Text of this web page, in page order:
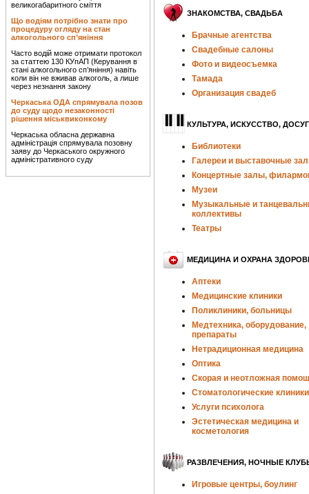
великогабаритного сміття
Що водіям потрібно знати про
процедуру огляду на стан
алкогольного сп’яніння
Часто водій може отримати протокол
за статтею 130 КУпАП (Керування в
стані алкогольного сп’яніння) навіть
коли він не вживав алкоголь, а лише
через незнання закону
Черкаська ОДА спрямувала позов
до суду щодо незаконності
рішення міськвиконкому
Черкаська обласна державна
адміністрація спрямувала позовну
заяву до Черкаського окружного
адміністративного суду
ЗНАКОМСТВА, СВАДЬБА
Брачные агентства
Свадебные салоны
Фото и видеосъемка
Тамада
Организация свадеб
КУЛЬТУРА, ИСКУССТВО, ДОСУГ
Библиотеки
Галереи и выставочные
Концертные залы,
Музеи
Музыкальные и
коллективы
Театры
МЕДИЦИНА И ОХРАНА
Аптеки
Медицинские клиники
Поликлиники, больницы
Медтехника, оборудование,
препараты
Нетрадиционная медицина
Оптика
Скорая и неотложная
Стоматологические клиники
Услуги психолога
Эстетическая медицина и
косметология
РАЗВЛЕЧЕНИЯ, НОЧНЫЕ
Игровые центры, боулинг